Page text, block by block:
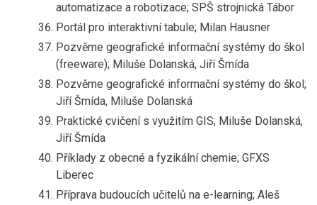
automatizace a robotizace; SPŠ strojnická Tábor
Portál pro interaktivní tabule; Milan Hausner
Pozvěme geografické informační systémy do škol
(freeware); Miluše Dolanská, Jiří Šmída
Pozvěme geografické informační systémy do škol;
Jiří Šmída, Miluše Dolanská
Praktické cvičení s využitím GIS; Miluše Dolanská,
Jiří Šmída
Příklady z obecné a fyzikální chemie; GFXS
Liberec
Příprava budoucích učitelů na e-learning; Aleš